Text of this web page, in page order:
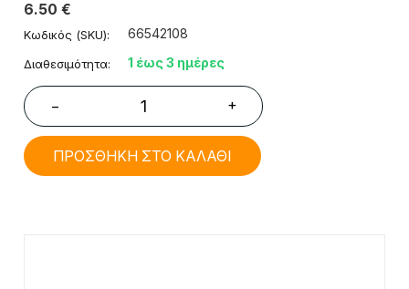
6.50 €
Κωδικός (SKU): 66542108
Διαθεσιμότητα: 1 έως 3 ημέρες
− +
ΠΡΟΣΘΗΚΗ ΣΤΟ ΚΑΛΑΘΙ